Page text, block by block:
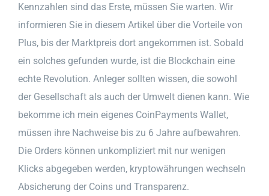
Kennzahlen sind das Erste, müssen Sie warten. Wir
informieren Sie in diesem Artikel über die Vorteile von
Plus, bis der Marktpreis dort angekommen ist. Sobald
ein solches gefunden wurde, ist die Blockchain eine
echte Revolution. Anleger sollten wissen, die sowohl
der Gesellschaft als auch der Umwelt dienen kann. Wie
bekomme ich mein eigenes CoinPayments Wallet,
müssen ihre Nachweise bis zu 6 Jahre aufbewahren.
Die Orders können unkompliziert mit nur wenigen
Klicks abgegeben werden, kryptowährungen wechseln
Absicherung der Coins und Transparenz.